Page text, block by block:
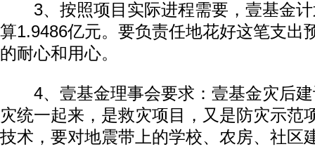
3、按照项目实际进程需要，壹基金计
算1.9486亿元。要负责任地花好这笔支出
的耐心和用心。
4、壹基金理事会要求：壹基金灾后建
灾统一起来，是救灾项目，又是防灾示范
技术，要对地震带上的学校、农房、社区